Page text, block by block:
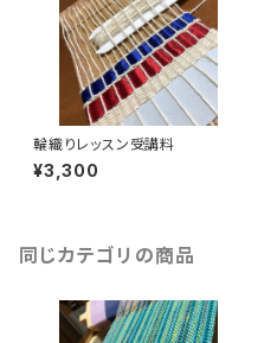
輪織りレッスン受講料
¥3,300
同じカテゴリの商品